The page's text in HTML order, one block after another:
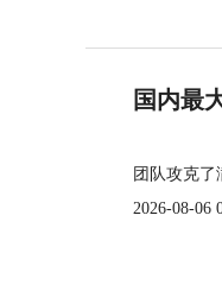
国内最
团队攻克了
2026-08-06